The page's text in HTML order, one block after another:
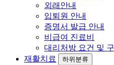
외래안내
입퇴원 안내
증명서 발급 안내
비급여 진료비
대리처방 요건 및
재활치료
하위분류